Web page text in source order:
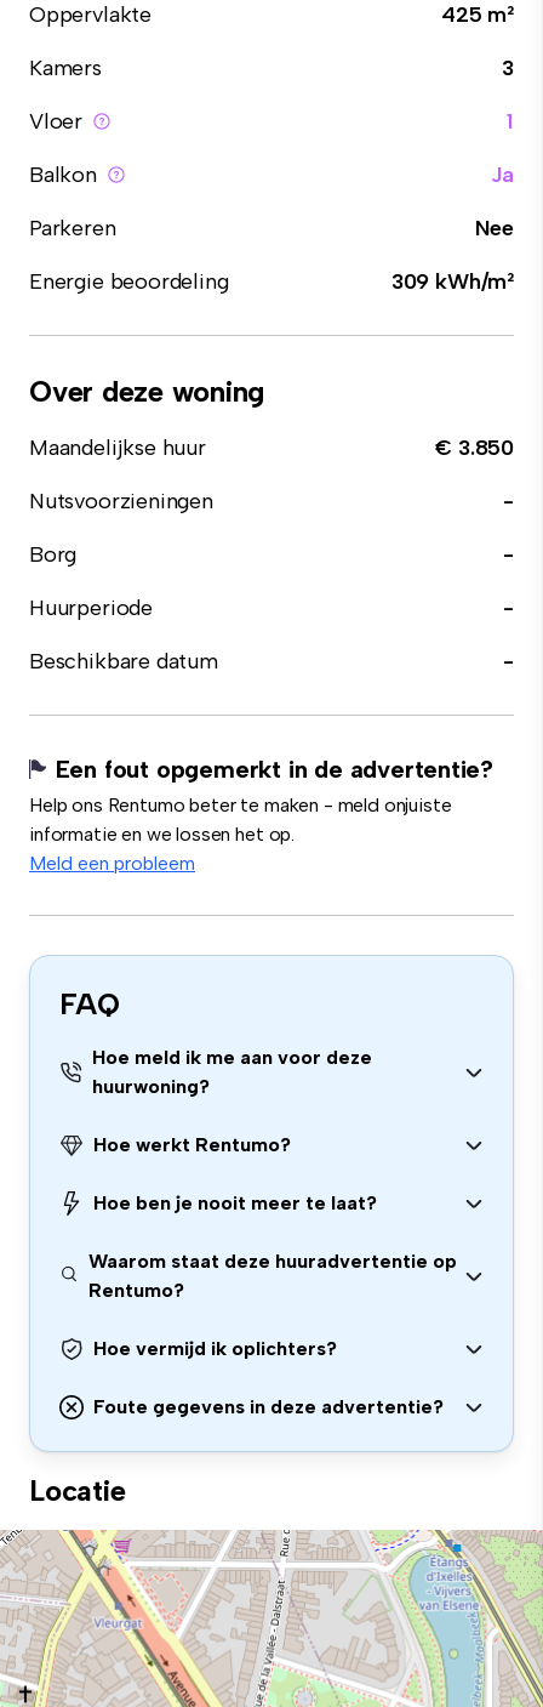
Oppervlakte
425 m²
Kamers
3
Vloer
1
Balkon
Ja
Parkeren
Nee
Energie beoordeling
309 kWh/m²
Over deze woning
Maandelijkse huur
€ 3.850
Nutsvoorzieningen
-
Borg
-
Huurperiode
-
Beschikbare datum
-
Een fout opgemerkt in de advertentie?
Help ons Rentumo beter te maken - meld onjuiste
informatie en we lossen het op.
Meld een probleem
FAQ
Hoe meld ik me aan voor deze
huurwoning?
Hoe werkt Rentumo?
Hoe ben je nooit meer te laat?
Waarom staat deze huuradvertentie op
Rentumo?
Hoe vermijd ik oplichters?
Foute gegevens in deze advertentie?
Locatie